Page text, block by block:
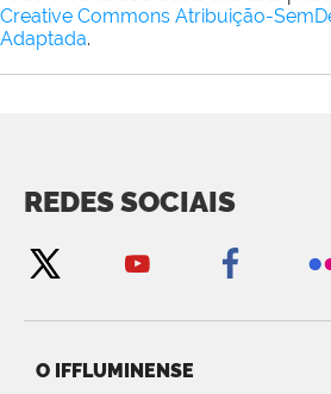
Creative Commons Atribuição-
Adaptada.
REDES SOCIAIS
O IFFLUMINENSE